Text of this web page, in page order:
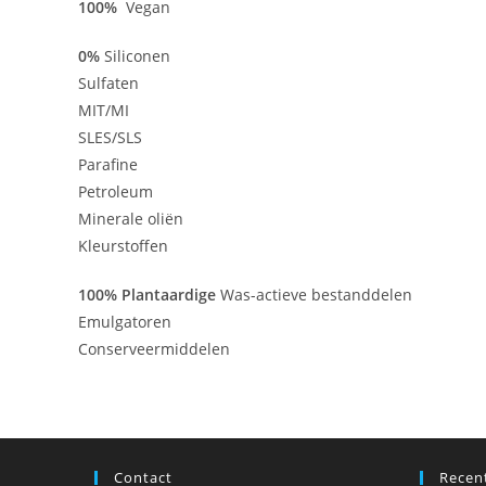
100% Vegan
0% Siliconen
Sulfaten
MIT/MI
SLES/SLS
Parafine
Petroleum
Minerale oliën
Kleurstoffen
100% Plantaardige Was-actieve bestanddelen
Emulgatoren
Conserveermiddelen
Contact